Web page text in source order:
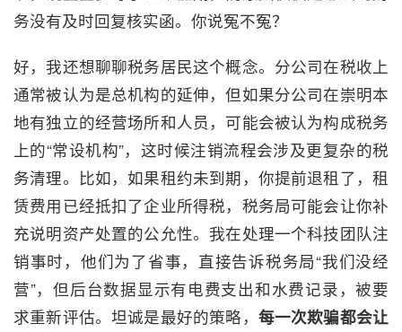
务没有及时回复核实函。你说冤不冤？
好，我还想聊聊税务居民这个概念。分公司在税收上
通常被认为是总机构的延伸，但如果分公司在崇明本
地有独立的经营场所和人员，可能会被认为构成税务
上的“常设机构”，这时候注销流程会涉及更复杂的税
务清理。比如，如果租约未到期，你提前退租了，租
赁费用已经抵扣了企业所得税，税务局可能会让你补
充说明资产处置的公允性。我在处理一个科技团队注
销事时，他们为了省事，直接告诉税务局“我们没经
营”，但后台数据显示有电费支出和水费记录，被要
求重新评估。坦诚是最好的策略， 每一次欺骗都会让